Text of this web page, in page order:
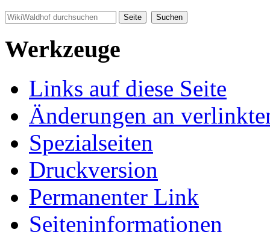
Werkzeuge
Links auf diese Seite
Änderungen an
Spezialseiten
Druckversion
Permanenter Link
Seiten­informationen